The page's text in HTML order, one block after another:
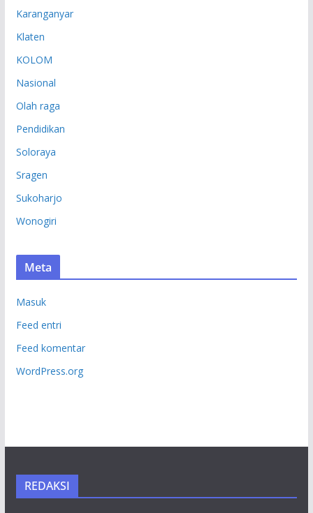
Karanganyar
Klaten
KOLOM
Nasional
Olah raga
Pendidikan
Soloraya
Sragen
Sukoharjo
Wonogiri
Meta
Masuk
Feed entri
Feed komentar
WordPress.org
REDAKSI